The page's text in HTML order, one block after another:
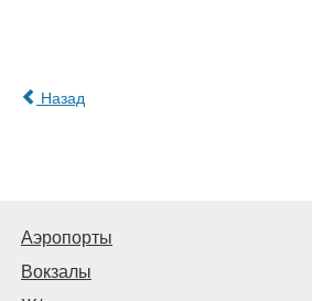
Назад
Аэропорты
Вокзалы